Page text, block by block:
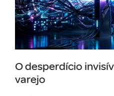
O desperdício
varejo